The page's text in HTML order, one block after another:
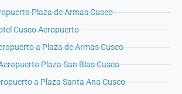
Plaza de Armas Cusco
Cusco Aeropuerto
a Plaza de Armas Cusco
Plaza San Blas Cusco
a Plaza Santa Ana Cusco